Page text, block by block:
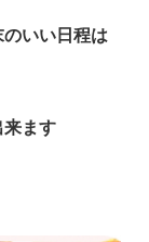
いい日程は
ます